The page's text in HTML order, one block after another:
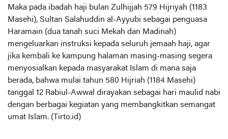
Maka pada ibadah haji bulan Zulhijjah 579 Hijriyah (1183
Masehi), Sultan Salahuddin al-Ayyubi sebagai penguasa
Haramain (dua tanah suci Mekah dan Madinah)
mengeluarkan instruksi kepada seluruh jemaah haji, agar
jika kembali ke kampung halaman masing-masing segera
menyosialkan kepada masyarakat Islam di mana saja
berada, bahwa mulai tahun 580 Hijriah (1184 Masehi)
tanggal 12 Rabiul-Awwal dirayakan sebagai hari maulid nabi
dengan berbagai kegiatan yang membangkitkan semangat
umat Islam. (Tirto.id)